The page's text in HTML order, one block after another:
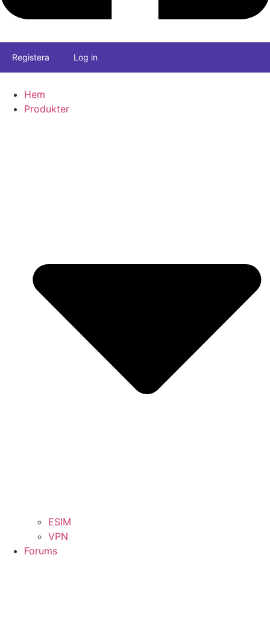
Registera Log in
Hem
Produkter
ESIM
VPN
Forums